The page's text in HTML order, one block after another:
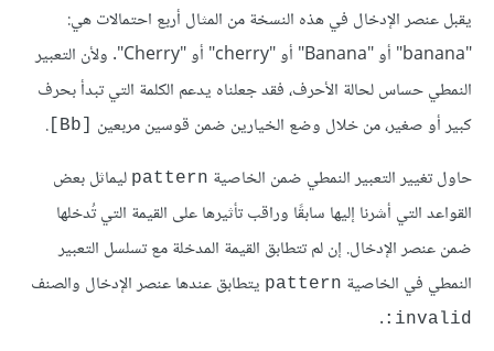
يقبل عنصر اﻹدخال في هذه النسخة من المثال أربع احتمالات هي:
"banana" أو "Banana" أو "cherry" أو "Cherry". ولأن التعبير
النمطي حساس لحالة اﻷحرف، فقد جعلناه يدعم الكلمة التي تبدأ بحرف
كبير أو صغير، من خلال وضع الخيارين ضمن قوسين مربعين
.
حاول تغيير التعبير النمطي ضمن الخاصية pattern ليماثل بعض
القواعد التي أشرنا إليها سابقًا وراقب تأثيرها على القيمة التي تُدخلها
ضمن عنصر اﻹدخال. إن لم تتطابق القيمة المدخلة مع تسلسل التعبير
النمطي في الخاصية pattern يتطابق عندها عنصر اﻹدخال والصنف
invalid:
.